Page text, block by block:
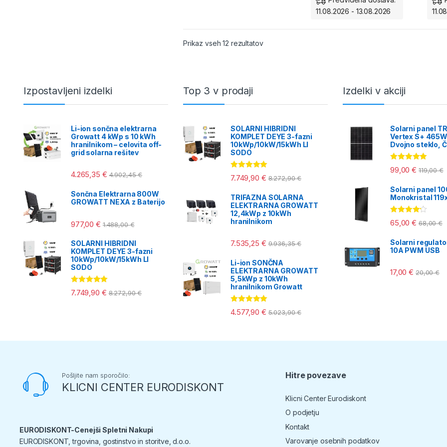
bo minilo več mesecev,ob
vamkamere sploh ne bo
11.08.2026 - 13.08.2026
Prikaz vseh 12 rezultatovRazvrščeno po ceni: od najnižje do najvišje
Izpostavljeni izdelki
Li-ion sončna elektrarna
Growatt 4 kWp s 10 kWh
hranilnikom – celovita off-
grid solarna rešitev
4.265,35 € 4.902,45€
Sončna Elektrarna 800W
GROWATT NEXA z Baterijo
977,00€ 1.488,00€
SOLARNI HIBRIDNI
KOMPLET DEYE 3-fazni
10kWp/10kW/15kWh LI
SODO
Ocenjeno
5.00od 5
7.749,90 € 8.272,90€
Top 3 v prodaji
SOLARNI HIBRIDNI
KOMPLET DEYE 3-fazni
10kWp/10kW/15kWh LI
SODO
Ocenjeno
5.00od 5
7.749,90 € 8.272,90€
TRIFAZNA SOLARNA
ELEKTRARNA GROWATT
12,4kWp z 10kWh
hranilnikom
7.535,25 € 9.936,35€
Li-ion SONČNA
ELEKTRARNA GROWATT
5,5kWp z 10kWh
hranilnikom Growatt
Ocenjeno
5.00od 5
4.577,90 € 5.023,90€
Izdelki v akciji
Solarni panel
Vertex S+
Dvojno steklo,
Ocenjeno
5.00od 5
99,00€ 119,00€
Solarni panel
Monokristal
Ocenjeno
4.00od 5
65,00€ 68,00€
Solarni
10A PWM USB
17,00€ 20,00€
Pošljite nam sporočilo:
KLICNI CENTER EURODISKONT
EURODISKONT-Cenejši Spletni Nakupi
EURODISKONT, trgovina, gostinstvo in storitve, d.o.o.
Hitre povezave
Klicni Center Eurodiskont
O podjetju
Kontakt
Varovanje osebnih podatkov